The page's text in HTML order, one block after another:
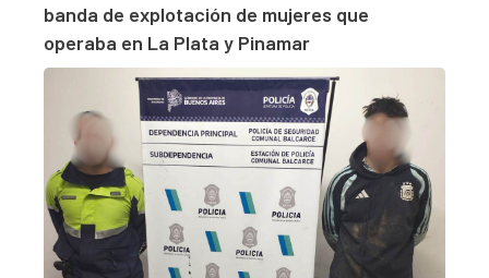
banda de explotación de mujeres que
operaba en La Plata y Pinamar